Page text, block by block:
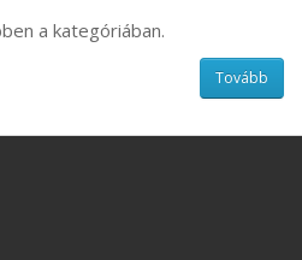
a kategóriában.
Tovább